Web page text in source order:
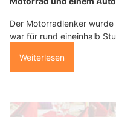
Der Motorradlenker
war für rund eineinhalb
Weiterlesen